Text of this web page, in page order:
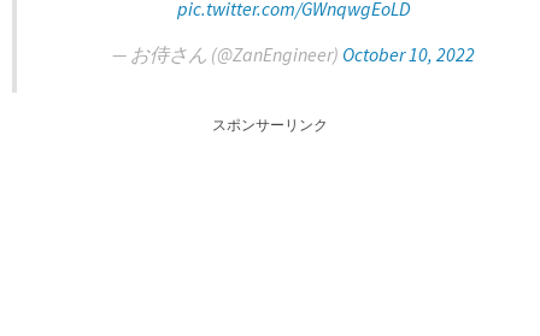
pic.twitter.com/GWnqwgEoLD
— お侍さん (@ZanEngineer) October 10, 2022
スポンサーリンク